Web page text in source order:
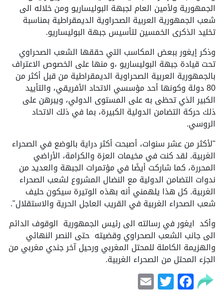
الجمهورية ولأمين العام لجبهة البوليساريو ومن خلاله الى
شعب الجمهورية العربية الصحراوية الديمقراطية بمناسبة
تخليد الذكرى الخمسين لتأسيس جبهة البوليساريو.
وذكر إيغور ببعض المكاسب التي حققها الشعب الصحراوي
تحت قيادة جبهة البوليساريو ،و منها على الخصوص الاعتراف
بالجمهورية العربية الصحراوية الديمقراطية من قبل أكثر من
80 دولة وكونها أحد مؤسسي الاتحاد الأفريقي، والتأييد
الكبير الذي تحظى به على المستوى الدولي، ويبرهن على
ذلك حركة التضامن الدولية الكبيرة، بما في ذلك الاتحاد
الروسي.
"لأكثر من عشر سنوات، أصبحت أكثر دراية بالوضع في الصحراء
الغربية. لقد كنت في مخيمات العزة والكرامة، الأراضي
المحررة، كما شاركت أيضًا في مؤتمرات الجبهة والعديد من
ندوات التضامن الدولية مع النضال المشروع لشعب الصحراء
الغربية. كل هذا يلهمني أنه بهذه الوتيرة سيكون حليف
شعب الصحراء الغربية في القريب العاجل الحرية والاستقلال".
وأكد ايغور في رسالته الى رئيس الجمهورية الوقوف الدائم
الى جانب الشعب الصحراوي وقضيته حتى النصر النهائي
والهزيمة الكاملة للمحتل المغربي ورحيل آخر جندي مغربي من
الجزء المحتل من الصحراء الغربية.
Facebook
Twitter